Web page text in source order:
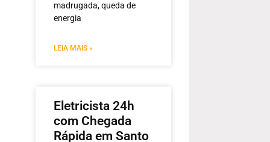
madrugada, queda de
energia
LEIA MAIS »
Eletricista 24h
com Chegada
Rápida em Santo